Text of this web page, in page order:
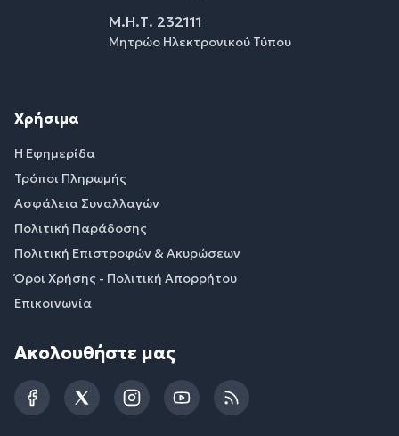
Μ.Η.Τ. 232111
Μητρώο Ηλεκτρονικού Τύπου
Χρήσιμα
Η Εφημερίδα
Τρόποι Πληρωμής
Ασφάλεια Συναλλαγών
Πολιτική Παράδοσης
Πολιτική Επιστροφών & Ακυρώσεων
Όροι Χρήσης - Πολιτική Απορρήτου
Επικοινωνία
Ακολουθήστε μας
FacebookTwitterInstagramYouTubeRSS